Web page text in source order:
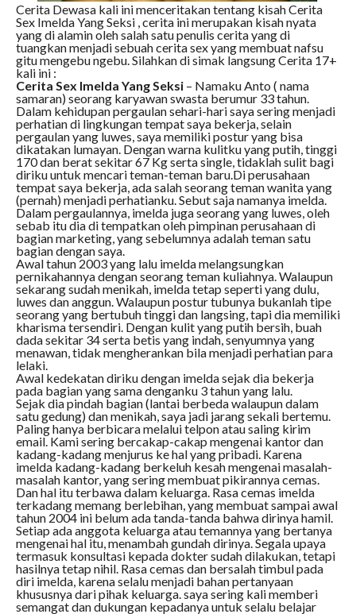
Cerita Dewasa kali ini menceritakan tentang kisah Cerita
Sex Imelda Yang Seksi , cerita ini merupakan kisah nyata
yang di alamin oleh salah satu penulis cerita yang di
tuangkan menjadi sebuah cerita sex yang membuat nafsu
gitu mengebu ngebu. Silahkan di simak langsung Cerita 17+
kali ini :
Cerita Sex Imelda Yang Seksi– Namaku Anto ( nama
samaran) seorang karyawan swasta berumur 33 tahun.
Dalam kehidupan pergaulan sehari-hari saya sering menjadi
perhatian di lingkungan tempat saya bekerja, selain
pergaulan yang luwes, saya memiliki postur yang bisa
dikatakan lumayan. Dengan warna kulitku yang putih, tinggi
170 dan berat sekitar 67 Kg serta single, tidaklah sulit bagi
diriku untuk mencari teman-teman baru.Di perusahaan
tempat saya bekerja, ada salah seorang teman wanita yang
(pernah) menjadi perhatianku. Sebut saja namanya imelda.
Dalam pergaulannya, imelda juga seorang yang luwes, oleh
sebab itu dia di tempatkan oleh pimpinan perusahaan di
bagian marketing, yang sebelumnya adalah teman satu
bagian dengan saya.
Awal tahun 2003 yang lalu imelda melangsungkan
pernikahannya dengan seorang teman kuliahnya. Walaupun
sekarang sudah menikah, imelda tetap seperti yang dulu,
luwes dan anggun. Walaupun postur tubunya bukanlah tipe
seorang yang bertubuh tinggi dan langsing, tapi dia memiliki
kharisma tersendiri. Dengan kulit yang putih bersih, buah
dada sekitar 34 serta betis yang indah, senyumnya yang
menawan, tidak mengherankan bila menjadi perhatian para
lelaki.
Awal kedekatan diriku dengan imelda sejak dia bekerja
pada bagian yang sama denganku 3 tahun yang lalu.
Sejak dia pindah bagian (lantai berbeda walaupun dalam
satu gedung) dan menikah, saya jadi jarang sekali bertemu.
Paling hanya berbicara melalui telpon atau saling kirim
email. Kami sering bercakap-cakap mengenai kantor dan
kadang-kadang menjurus ke hal yang pribadi. Karena
imelda kadang-kadang berkeluh kesah mengenai masalah-
masalah kantor, yang sering membuat pikirannya cemas.
Dan hal itu terbawa dalam keluarga. Rasa cemas imelda
terkadang memang berlebihan, yang membuat sampai awal
tahun 2004 ini belum ada tanda-tanda bahwa dirinya hamil.
Setiap ada anggota keluarga atau temannya yang bertanya
mengenai hal itu, menambah gundah dirinya. Segala upaya
termasuk konsultasi kepada dokter sudah dilakukan, tetapi
hasilnya tetap nihil. Rasa cemas dan bersalah timbul pada
diri imelda, karena selalu menjadi bahan pertanyaan
khususnya dari pihak keluarga. saya sering kali memberi
semangat dan dukungan kepadanya untuk selalu belajar